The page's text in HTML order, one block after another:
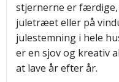
stjernerne er
juletræet eller på
julestemning i hele
er en sjov og kreativ
at lave år efter år.